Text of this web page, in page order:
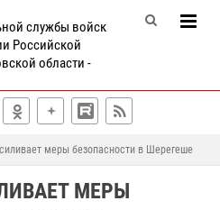
службы войск
Российской
области -
меры безопасности в Шерегеше
МЕРЫ